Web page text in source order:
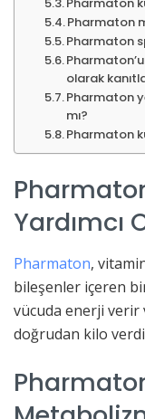
Pharmaton
Pharmaton
olarak
Pharmaton
mı?
Pharmaton
Yardımcı
Pharmaton,
bileşenler içeren
vücuda enerji verir
doğrudan kilo